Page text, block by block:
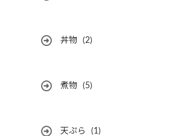
丼物 (2)
煮物 (5)
天ぷら (1)